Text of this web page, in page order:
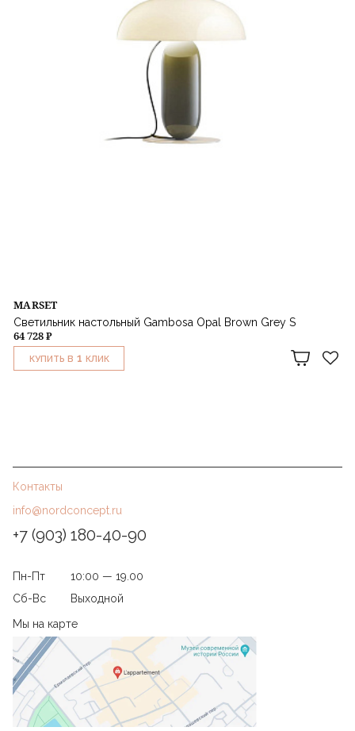
MARSET
Светильник настольный Gambosa Opal Brown Grey S
64 728 ₽
КУПИТЬ В 1 КЛИК
Контакты
info@nordconcept.ru
+7 (903) 180-40-90
Пн-Пт
10:00 — 19.00
Сб-Вс
Выходной
Мы на карте